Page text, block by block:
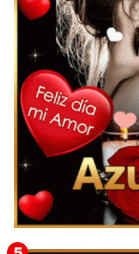
Mensajes Tarjetas y